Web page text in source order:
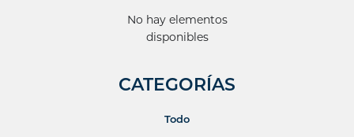
No hay elementos
disponibles
CATEGORÍAS
Todo